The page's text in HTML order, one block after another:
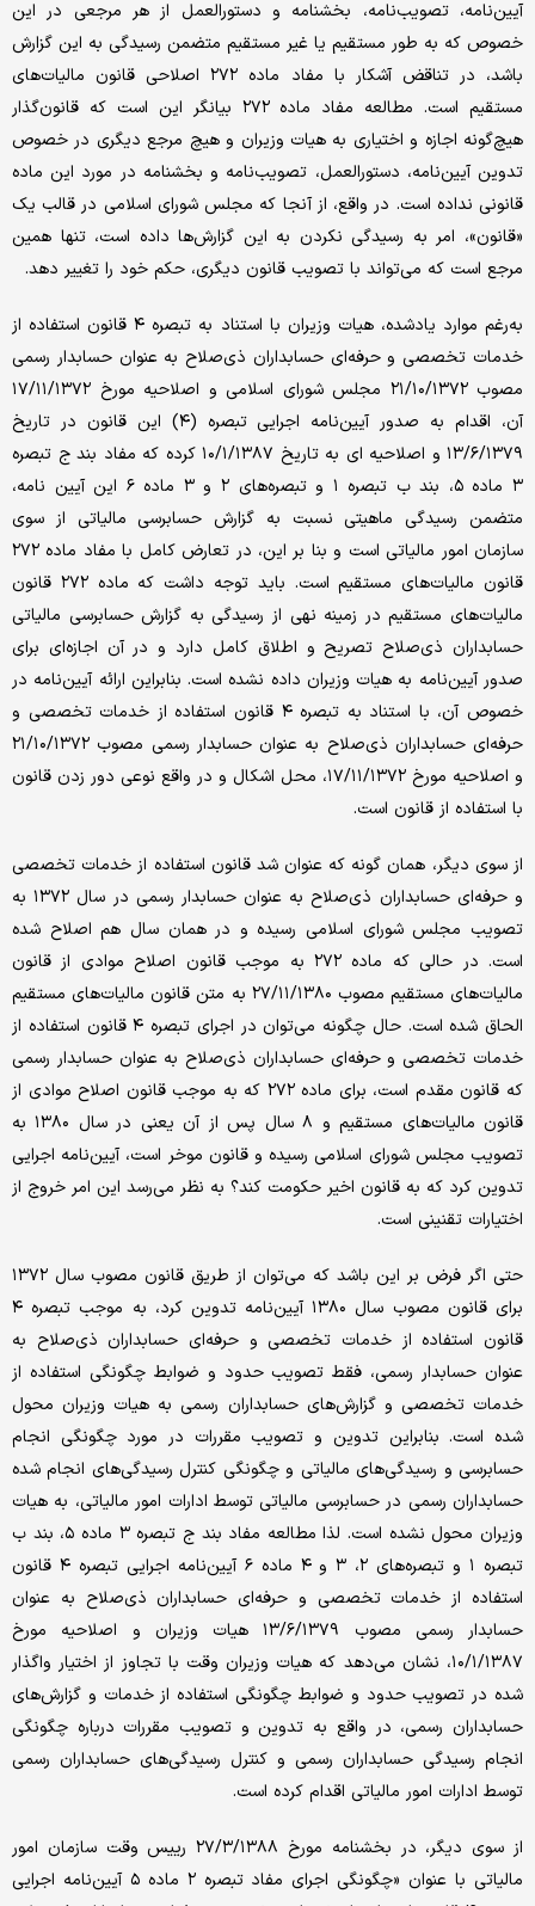
آیین‌نامه، تصویب‌نامه، بخشنامه و دستورالعمل از هر مرجعی در این
خصوص که به طور مستقیم یا غیر مستقیم متضمن رسیدگی به این گزارش
باشد، در تناقض آشکار با مفاد ماده ۲۷۲ اصلاحی قانون مالیات‌های
مستقیم است. مطالعه مفاد ماده ۲۷۲ بیانگر این است که قانون‌گذار
هیچ‌گونه اجازه و اختیاری به هیات وزیران و هیچ مرجع دیگری در خصوص
تدوین آیین‌نامه، دستورالعمل، تصویب‌نامه و بخشنامه در مورد این ماده
قانونی نداده است. در واقع، از آنجا که مجلس شورای اسلامی در قالب یک
«قانون»، امر به رسیدگی نکردن به این گزارش‌ها داده است، تنها همین
مرجع است که می‌تواند با تصویب قانون دیگری، حکم خود را تغییر دهد.
به‌رغم موارد یادشده، هیات وزیران با استناد به تبصره ۴ قانون استفاده از
خدمات تخصصی و حرفه‌ای حسابداران ذی‌صلاح به عنوان حسابدار رسمی
مصوب ۲۱/۱۰/۱۳۷۲ مجلس شورای اسلامی و اصلاحیه مورخ ۱۷/۱۱/۱۳۷۲
آن، اقدام به صدور آیین‌نامه اجرایی تبصره (۴) این قانون در تاریخ
۱۳/۶/۱۳۷۹ و اصلاحیه ای به تاریخ ۱۰/۱/۱۳۸۷ کرده که مفاد بند ج تبصره
۳ ماده ۵، بند ب تبصره ۱ و تبصره‌های ۲ و ۳ ماده ۶ این آیین نامه،
متضمن رسیدگی ماهیتی نسبت به گزارش حسابرسی مالیاتی از سوی
سازمان امور مالیاتی است و بنا بر این، در تعارض کامل با مفاد ماده ۲۷۲
قانون مالیات‌های مستقیم است. باید توجه داشت که ماده ۲۷۲ قانون
مالیات‌های مستقیم در زمینه نهی از رسیدگی به گزارش حسابرسی مالیاتی
حسابداران ذی‌صلاح تصریح و اطلاق کامل دارد و در آن اجازه‌ای برای
صدور آیین‌نامه به هیات وزیران داده نشده است. بنابراین ارائه آیین‌نامه در
خصوص آن، با استناد به تبصره ۴ قانون استفاده از خدمات تخصصی و
حرفه‌ای حسابداران ذی‌صلاح به عنوان حسابدار رسمی مصوب ۲۱/۱۰/۱۳۷۲
و اصلاحیه مورخ ۱۷/۱۱/۱۳۷۲، محل اشکال و در واقع نوعی دور زدن قانون
با استفاده از قانون است.
از سوی دیگر، همان گونه که عنوان شد قانون استفاده از خدمات تخصصی
و حرفه‌ای حسابداران ذی‌صلاح به عنوان حسابدار رسمی در سال ۱۳۷۲ به
تصویب مجلس شورای اسلامی رسیده و در همان سال هم اصلاح شده
است. در حالی که ماده ۲۷۲ به موجب قانون اصلاح موادی از قانون
مالیات‌های مستقیم مصوب ۲۷/۱۱/۱۳۸۰ به متن قانون مالیات‌های مستقیم
الحاق شده است. حال چگونه می‌توان در اجرای تبصره ۴ قانون استفاده از
خدمات تخصصی و حرفه‌ای حسابداران ذی‌صلاح به عنوان حسابدار رسمی
که قانون مقدم است، برای ماده ۲۷۲ که به موجب قانون اصلاح موادی از
قانون مالیات‌های مستقیم و ۸ سال پس از آن یعنی در سال ۱۳۸۰ به
تصویب مجلس شورای اسلامی رسیده و قانون موخر است، آیین‌نامه اجرایی
تدوین کرد که به قانون اخیر حکومت کند؟ به نظر می‌رسد این امر خروج از
اختیارات تقنینی است.
حتی اگر فرض بر این باشد که می‌توان از طریق قانون مصوب سال ۱۳۷۲
برای قانون مصوب سال ۱۳۸۰ آیین‌نامه تدوین کرد، به موجب تبصره ۴
قانون استفاده از خدمات تخصصی و حرفه‌ای حسابداران ذی‌صلاح به
عنوان حسابدار رسمی، فقط تصویب حدود و ضوابط چگونگی استفاده از
خدمات تخصصی و گزارش‌های حسابداران رسمی به هیات وزیران محول
شده است. بنابراین تدوین و تصویب مقررات در مورد چگونگی انجام
حسابرسی و رسیدگی‌های مالیاتی و چگونگی کنترل رسیدگی‌های انجام شده
حسابداران رسمی در حسابرسی مالیاتی توسط ادارات امور مالیاتی، به هیات
وزیران محول نشده است. لذا مطالعه مفاد بند ج تبصره ۳ ماده ۵، بند ب
تبصره ۱ و تبصره‌های ۲، ۳ و ۴ ماده ۶ آیین‌نامه اجرایی تبصره ۴ قانون
استفاده از خدمات تخصصی و حرفه‌ای حسابداران ذی‌صلاح به عنوان
حسابدار رسمی مصوب ۱۳/۶/۱۳۷۹ هیات وزیران و اصلاحیه مورخ
۱۰/۱/۱۳۸۷، نشان می‌دهد که هیات وزیران وقت با تجاوز از اختیار واگذار
شده در تصویب حدود و ضوابط چگونگی استفاده از خدمات و گزارش‌های
حسابداران رسمی، در واقع به تدوین و تصویب مقررات درباره چگونگی
انجام رسیدگی حسابداران رسمی و کنترل رسیدگی‌های حسابداران رسمی
توسط ادارات امور مالیاتی اقدام کرده‌ است.
از سوی دیگر، در بخشنامه مورخ ۲۷/۳/۱۳۸۸ رییس وقت سازمان امور
مالیاتی با عنوان «چگونگی اجرای مفاد تبصره ۲ ماده ۵ آیین‌نامه اجرایی